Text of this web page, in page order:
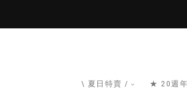
\ 夏日特賣 / ★ 20週